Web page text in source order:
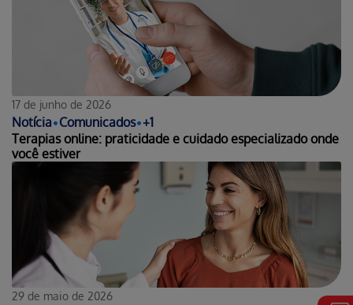
Notícia•Comunicados•+1
17 de junho de 2026
Terapias online: praticidade e cuidado especializado onde
você estiver
29 de maio de 2026